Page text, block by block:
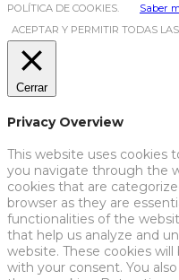
POLÍTICA DE COOKIES.
Saber
ACEPTAR Y PERMITIR TODAS
Cerrar
Privacy Overview
This website uses cookies
you navigate through the
cookies that are
browser as they are
functionalities of the
that help us analyze and
website. These cookies
with your consent. You